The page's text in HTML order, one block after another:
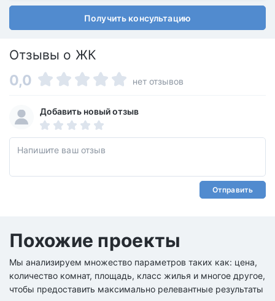
Получить консультацию
Отзывы о ЖК
0,0 нет отзывов
Добавить новый отзыв
Отправить
Похожие проекты
Мы анализируем множество параметров таких как: цена,
количество комнат, площадь, класс жилья и многое другое,
чтобы предоставить максимально релевантные результаты